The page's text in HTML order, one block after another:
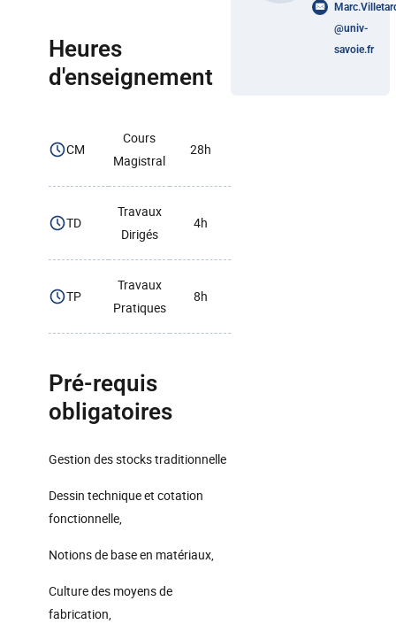
Heures
d'enseignement
CM
Cours
Magistral
28h
TD
Travaux
Dirigés
4h
TP
Travaux
Pratiques
8h
Pré-requis
obligatoires
Gestion des stocks traditionnelle
Dessin technique et cotation
fonctionnelle,
Notions de base en matériaux,
Culture des moyens de
fabrication,
@univ-
savoie.fr